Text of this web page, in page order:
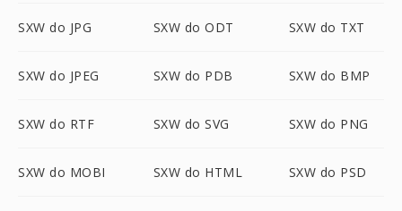
SXW do JPG SXW do ODT SXW do TXT
SXW do JPEG SXW do PDB SXW do BMP
SXW do RTF SXW do SVG SXW do PNG
SXW do MOBI SXW do HTML SXW do PSD